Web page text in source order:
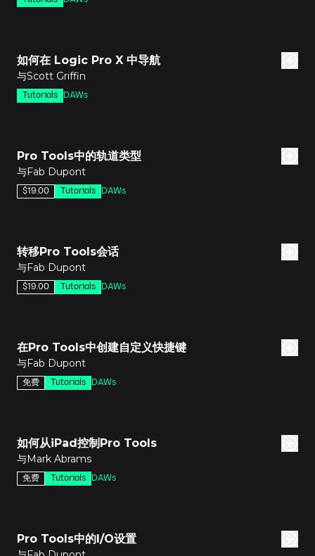
如何在 Logic Pro X 中导航
与Scott Griffin
Tutorials DAWs
Pro Tools中的轨道类型
与Fab Dupont
$19.00 Tutorials DAWs
转移Pro Tools会话
与Fab Dupont
$19.00 Tutorials DAWs
在Pro Tools中创建自定义快捷键
与Fab Dupont
免费 Tutorials DAWs
如何从iPad控制Pro Tools
与Mark Abrams
免费 Tutorials DAWs
Pro Tools中的I/O设置